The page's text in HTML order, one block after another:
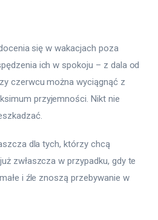
się w wakacjach poza
ich w spokoju – z dala od
czerwcu można wyciągnąć z
przyjemności. Nikt nie
dla tych, którzy chcą
zwłaszcza w przypadku, gdy te
i źle znoszą przebywanie w